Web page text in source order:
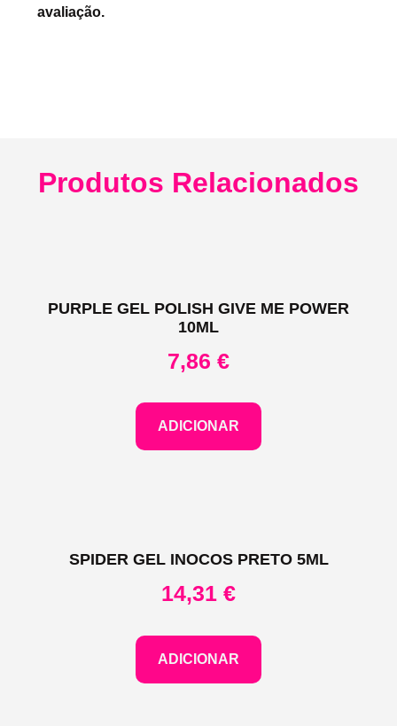
avaliação.
Produtos Relacionados
PURPLE GEL POLISH GIVE ME POWER
10ML
7,86 €
ADICIONAR
SPIDER GEL INOCOS PRETO 5ML
14,31 €
ADICIONAR